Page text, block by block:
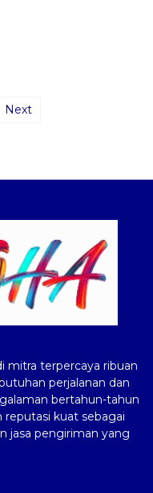
Next
mitra terpercaya ribuan
perjalanan dan
bertahun-tahun
kuat sebagai
jasa pengiriman yang